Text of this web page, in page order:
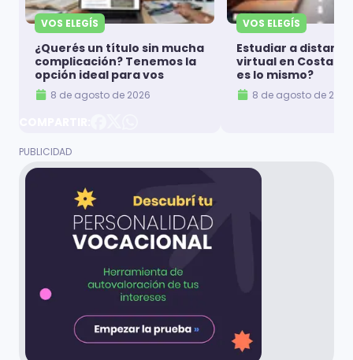
VOS ELEGÍS
¿Querés un título sin mucha
complicación? Tenemos la
opción ideal para vos
8 de agosto de 2026
VOS ELEGÍS
Estudiar a
virtual en Costa
es lo mismo?
8 de agosto de 2026